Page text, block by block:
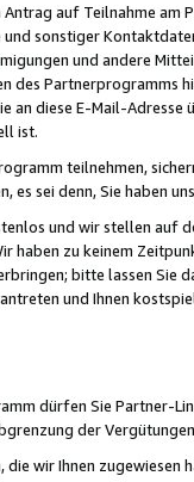
Antrag auf Teilnahme
sonstiger
und andere
des Partnerprogramms
an diese E-Mail-
ist.
teilnehmen,
es sei denn, Sie haben
und wir stellen auf
haben zu keinem
bitte lassen Sie
und Ihnen
dürfen Sie Partner-
der
wir Ihnen zugewiesen